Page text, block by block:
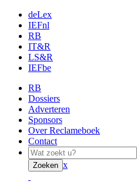
deLex
IEFnl
RB
IT&R
LS&R
IEFbe
RB
Dossiers
Adverteren
Sponsors
Over Reclameboek
Contact
Zoeken x